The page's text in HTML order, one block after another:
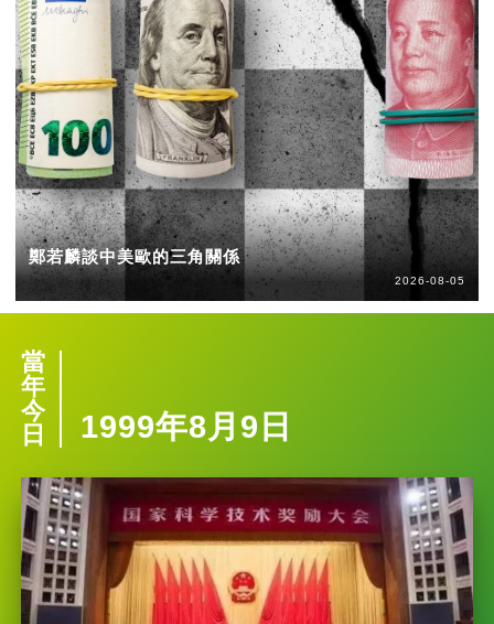
鄭若麟談中美歐的三角關係
2026-08-05
當
年
今
日
1999年8月9日